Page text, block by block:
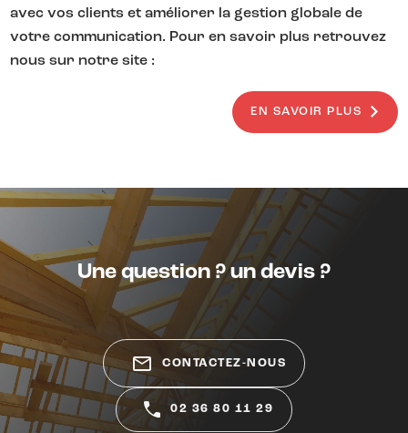
avec vos clients et améliorer la gestion globale de
votre communication. Pour en savoir plus retrouvez
nous sur notre site :
EN SAVOIR PLUS
Une question ? un devis ?
mail_outline CONTACTEZ-NOUS
02 36 80 11 29